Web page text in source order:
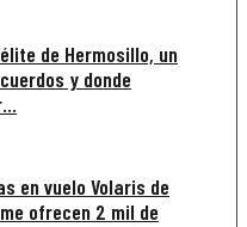
de Hermosillo, un
y donde
en vuelo Volaris de
ofrecen 2 mil de